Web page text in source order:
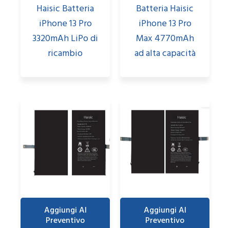
Haisic Batteria
iPhone 13 Pro
3320mAh LiPo di
ricambio
Batteria Haisic
iPhone 13 Pro
Max 4770mAh
ad alta capacità
Aggiungi Al
Preventivo
Aggiungi Al
Preventivo